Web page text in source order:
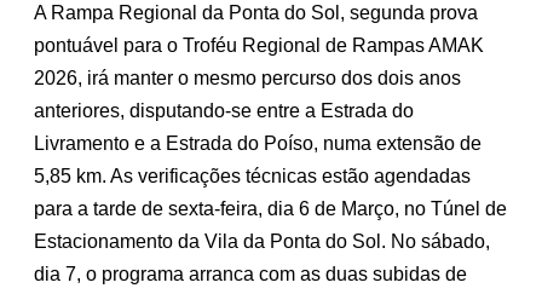
A Rampa Regional da Ponta do Sol, segunda prova
pontuável para o Troféu Regional de Rampas AMAK
2026, irá manter o mesmo percurso dos dois anos
anteriores, disputando-se entre a Estrada do
Livramento e a Estrada do Poíso, numa extensão de
5,85 km. As verificações técnicas estão agendadas
para a tarde de sexta-feira, dia 6 de Março, no Túnel de
Estacionamento da Vila da Ponta do Sol. No sábado,
dia 7, o programa arranca com as duas subidas de